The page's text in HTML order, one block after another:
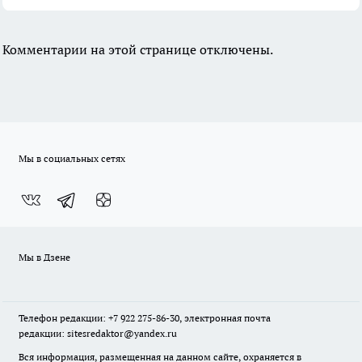
Комментарии на этой странице отключены.
Мы в социальных сетях
Мы в Дзене
Телефон редакции: +7 922 275-86-30, электронная почта
редакции: sitesredaktor@yandex.ru
Вся информация, размещенная на данном сайте, охраняется в